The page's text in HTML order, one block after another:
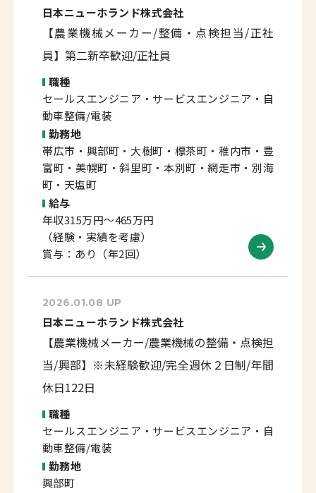
日本ニューホランド株式会社
【農業機械メーカー/整備・点検担当/正社
員】第二新卒歓迎/正社員
職種
セールスエンジニア・サービスエンジニア・自
動車整備/電装
勤務地
帯広市・興部町・大樹町・標茶町・稚内市・豊
富町・美幌町・斜里町・本別町・網走市・別海
町・天塩町
給与
年収315万円～465万円
（経験・実績を考慮）
賞与：あり（年2回）
2026.01.08 UP
日本ニューホランド株式会社
【農業機械メーカー/農業機械の整備・点検担
当/興部】※未経験歓迎/完全週休２日制/年間
休日122日
職種
セールスエンジニア・サービスエンジニア・自
動車整備/電装
勤務地
興部町